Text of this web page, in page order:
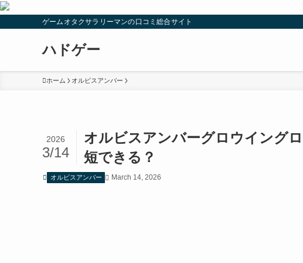
ゲームオタクサラリーマンの口コミ総合サイト
ハドゲー
ホーム オルビスアンバー
オルビスアンバーグロウイング
短できる？
2026
3/14
オルビスアンバー March 14, 2026